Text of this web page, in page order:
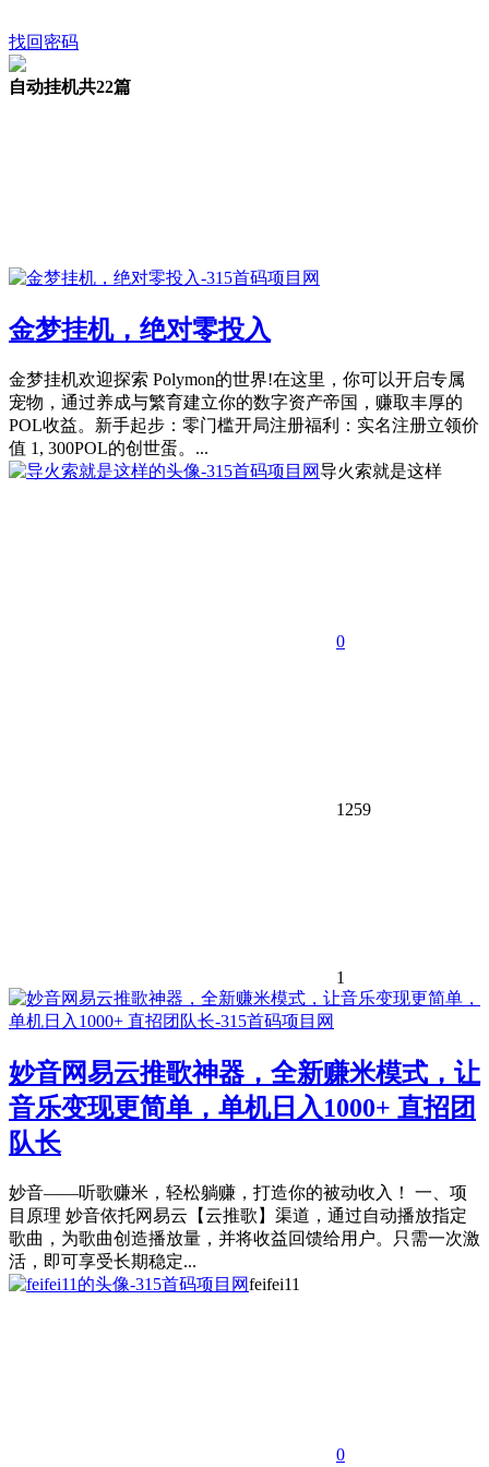
找回密码
自动挂机共22篇
金梦挂机，绝对零投入
金梦挂机欢迎探索 Polymon的世界!在这里，你可以开启专属
宠物，通过养成与繁育建立你的数字资产帝国，赚取丰厚的
POL收益。新手起步：零门槛开局注册福利：实名注册立领价
值 1, 300POL的创世蛋。...
导火索就是这样
0
1259
1
妙音网易云推歌神器，全新赚米模式，让
音乐变现更简单，单机日入1000+ 直招团
队长
妙音——听歌赚米，轻松躺赚，打造你的被动收入！ 一、项
目原理 妙音依托网易云【云推歌】渠道，通过自动播放指定
歌曲，为歌曲创造播放量，并将收益回馈给用户。只需一次激
活，即可享受长期稳定...
feifei11
0